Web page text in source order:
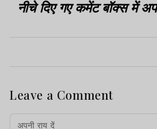
नीचे दिए गए कमेंट बॉक्स में
Leave a Comment